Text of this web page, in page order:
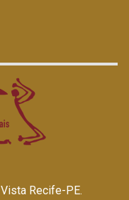
Recife-PE.